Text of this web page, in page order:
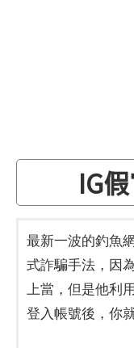
IG
最新一波的釣魚
式詐騙手法，因
上當，但是他利
登入帳號後，你